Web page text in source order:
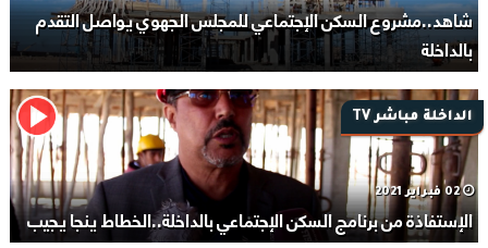
شاهد..مشروع السكن الإجتماعي للمجلس الجهوي يواصل التقدم
بالداخلة
الداخلة مباشر TV
02 فبراير 2021
الإستفاذة من برنامج السكن الإجتماعي بالداخلة..الخطاط ينجا يجيب